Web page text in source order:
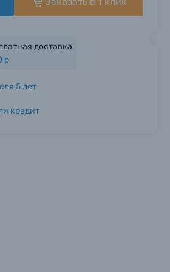
доставка
р
5 лет
кредит